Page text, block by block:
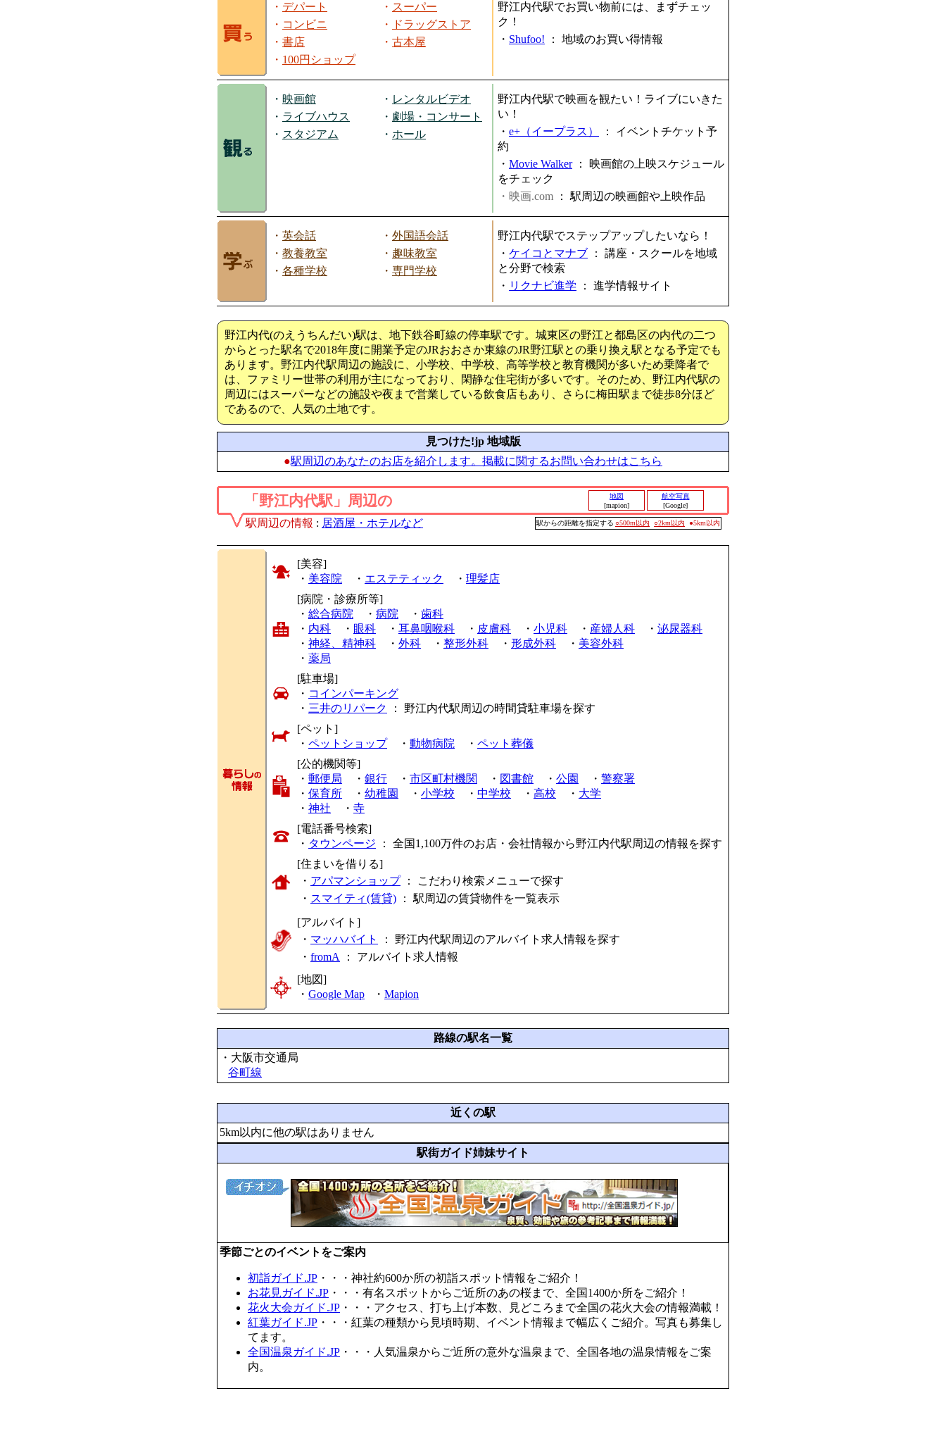
・ デパート ・ スーパー
・ コンビニ ・
ドラッグストア
・ 書店 ・ 古本屋
・ 100円ショップ
野江内代駅でお買い物前には、まずチェッ
ク！
・ Shufoo! ： 地域のお買い得情報
・ 映画館 ・ レンタルビデオ
・ ライブハウス ・ 劇場・コンサート
・ スタジアム ・ ホール
野江内代駅で映画を観たい！ライブにいきた
い！
・ e+（イープラス） ： イベントチケット予
約
・ Movie Walker： 映画館の上映スケジュール
をチェック
・映画.com ： 駅周辺の映画館や上映作品
・ 英会話 ・ 外国語会話
・ 教養教室 ・ 趣味教室
・ 各種学校 ・ 専門学校
野江内代駅でステップアップしたいなら！
・ ケイコとマナブ ： 講座・スクールを地域
と分野で検索
・ リクナビ進学 ： 進学情報サイト
野江内代(のえうちんだい)駅は、地下鉄谷町線の停車駅です。城東区の野江と都島区の内代の二つ
からとった駅名で2018年度に開業予定のJRおおさか東線のJR野江駅との乗り換え駅となる予定でも
あります。野江内代駅周辺の施設に、小学校、中学校、高等学校と教育機関が多いため乗降者で
は、ファミリー世帯の利用が主になっており、閑静な住宅街が多いです。そのため、野江内代駅の
周辺にはスーパーなどの施設や夜まで営業している飲食店もあり、さらに梅田駅まで徒歩8分ほど
であるので、人気の土地です。
見つけた!jp 地域版
●駅周辺のあなたのお店を紹介します。掲載に関するお問い合わせはこちら
「野江内代駅」周辺の
地図
[mapion]
航空写真
[Google]
駅周辺の情報 : 居酒屋・ホテルなど 駅からの距離を指定する ○500m以内 ○2km以内 ●5km以内
[美容]
・ 美容院 ・ エステティック ・ 理髪店
[病院・診療所等]
・ 総合病院 ・ 病院 ・ 歯科
・ 内科 ・ 眼科 ・ 耳鼻咽喉科 ・ 皮膚科 ・ 小児科 ・ 産婦人科 ・ 泌尿器科
・ 神経、精神科 ・ 外科 ・ 整形外科 ・ 形成外科 ・ 美容外科
・ 薬局
[駐車場]
・ コインパーキング
・ 三井のリパーク
： 野江内代駅周辺の時間貸駐車場を探す
[ペット]
・ ペットショップ・ 動物病院 ・ ペット葬儀
[公的機関等]
・ 郵便局 ・ 銀行 ・ 市区町村機関 ・ 図書館 ・ 公園 ・ 警察署
・ 保育所 ・ 幼稚園 ・ 小学校 ・ 中学校 ・ 高校 ・ 大学
・ 神社 ・ 寺
[電話番号検索]
・ タウンページ ： 全国1,100万件のお店・会社情報から野江内代駅周辺の情報を探す
[住まいを借りる]
・ アパマンショップ： こだわり検索メニューで探す
・ スマイティ(賃貸) ： 駅周辺の賃貸物件を一覧表示
[アルバイト]
・ マッハバイト
： 野江内代駅周辺のアルバイト求人情報を探す
・ fromA ： アルバイト求人情報
[地図]
・ Google Map ・ Mapion
路線の駅名一覧
・大阪市交通局
谷町線
近くの駅
5km以内に他の駅はありません
駅街ガイド姉妹サイト
季節ごとのイベントをご案内
初詣ガイド.JP ・・・神社約600か所の初詣スポット情報をご紹介！
お花見ガイド.JP ・・・有名スポットからご近所のあの桜まで、全国1400か所をご紹介！
花火大会ガイド.JP ・・・アクセス、打ち上げ本数、見どころまで全国の花火大会の情報満載！
紅葉ガイド.JP ・・・紅葉の種類から見頃時期、イベント情報まで幅広くご紹介。写真も募集し
てます。
全国温泉ガイド.JP ・・・人気温泉からご近所の意外な温泉まで、全国各地の温泉情報をご案
内。